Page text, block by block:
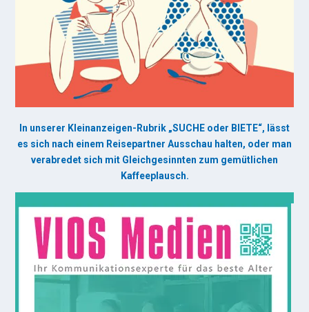
In unserer Kleinanzeigen-Rubrik „SUCHE oder BIETE“, lässt
es sich nach einem Reisepartner Ausschau halten, oder man
verabredet sich mit Gleichgesinnten zum gemütlichen
Kaffeeplausch.